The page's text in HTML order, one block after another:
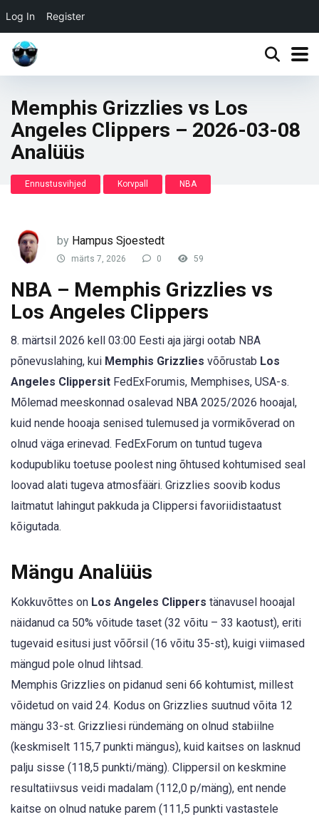
Log In Register
Memphis Grizzlies vs Los
Angeles Clippers – 2026-03-08
Analüüs
Ennustusvihjed Korvpall NBA
by Hampus Sjoestedt
märts 7, 2026 0 59
NBA – Memphis Grizzlies vs
Los Angeles Clippers
8. märtsil 2026 kell 03:00 Eesti aja järgi ootab NBA
põnevuslahing, kui Memphis Grizzlies võõrustab Los
Angeles Clippersit FedExForumis, Memphises, USA-s.
Mõlemad meeskonnad osalevad NBA 2025/2026 hooajal,
kuid nende hooaja senised tulemused ja vormikõverad on
olnud väga erinevad. FedExForum on tuntud tugeva
kodupubliku toetuse poolest ning õhtused kohtumised seal
loovad alati tugeva atmosfääri. Grizzlies soovib kodus
laitmatut lahingut pakkuda ja Clippersi favoriidistaatust
kõigutada.
Mängu Analüüs
Kokkuvõttes on Los Angeles Clippers tänavusel hooajal
näidanud ca 50% võitude taset (32 võitu – 33 kaotust), eriti
tugevaid esitusi just võõrsil (16 võitu 35-st), kuigi viimased
mängud pole olnud lihtsad.
Memphis Grizzlies on pidanud seni 66 kohtumist, millest
võidetud on vaid 24. Kodus on Grizzlies suutnud võita 12
mängu 33-st. Grizzliesi ründemäng on olnud stabiilne
(keskmiselt 115,7 punkti mängus), kuid kaitses on lasknud
palju sisse (118,5 punkti/mäng). Clippersil on keskmine
resultatiivsus veidi madalam (112,0 p/mäng), ent nende
kaitse on olnud natuke parem (111,5 punkti vastastele